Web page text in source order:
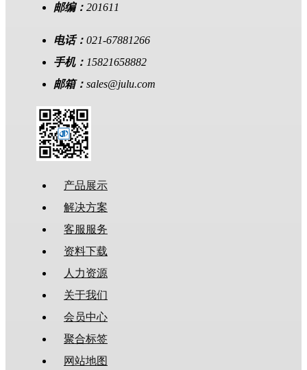
邮编： 201611
电话： 021-67881266
手机： 15821658882
邮箱： sales@julu.com
产品展示
解决方案
客服服务
资料下载
人力资源
关于我们
会员中心
聚合标签
网站地图